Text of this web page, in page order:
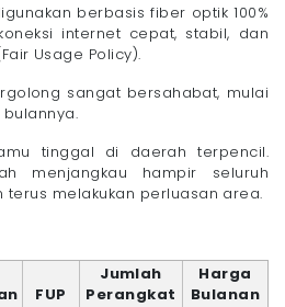
berbasis fiber optik 100%
internet cepat, stabil, dan
Usage Policy).
sangat bersahabat, mulai
tinggal di daerah terpencil.
menjangkau hampir seluruh
melakukan perluasan area.
FUP
Jumlah
Perangkat
Harga
Bulanan